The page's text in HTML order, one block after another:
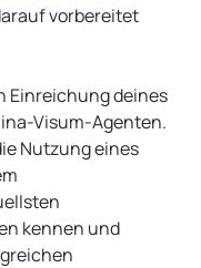
vorbereitet
Einreichung deines
Visum-Agenten.
Nutzung eines
kennen und